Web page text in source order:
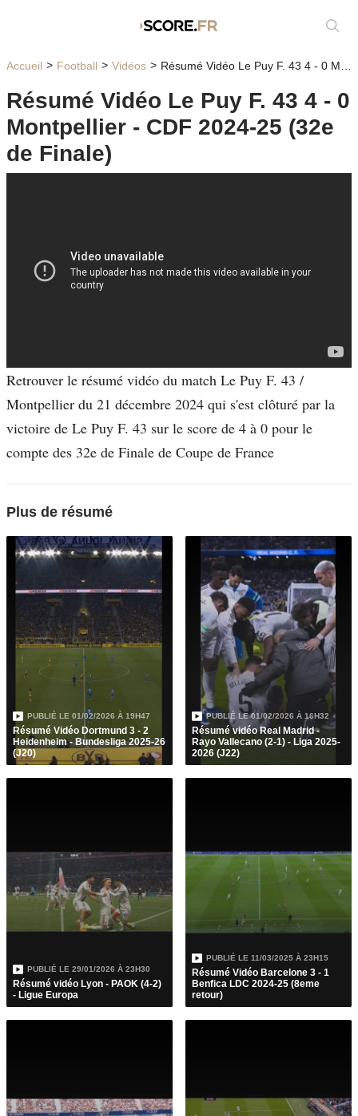
Accueil Football Vidéos Résumé Vidéo Le Puy F. 43 4 - 0 Montpellier - CDF 2024-25 (32e de Finale)
Résumé Vidéo Le Puy F. 43 4 - 0
Montpellier - CDF 2024-25 (32e
de Finale)
Retrouver le résumé vidéo du match Le Puy F. 43 /
Montpellier du 21 décembre 2024 qui s'est clôturé par la
victoire de Le Puy F. 43 sur le score de 4 à 0 pour le
compte des 32e de Finale de Coupe de France
Plus de résumé
PUBLIÉ LE 01/02/2026 À 19H47
Résumé Vidéo Dortmund 3 - 2
Heidenheim - Bundesliga 2025-26
(J20)
PUBLIÉ LE01/02/2026 À 16H32
Résumé vidéo Real Madrid -
Rayo Vallecano (2-1) - Liga 2025-
2026 (J22)
PUBLIÉ LE 29/01/2026 À 23H30
Résumé vidéo Lyon - PAOK (4-2)
- Ligue Europa
PUBLIÉ LE 11/03/2025 À 23H15
Résumé Vidéo Barcelone 3 - 1
Benfica LDC 2024-25 (8eme
retour)